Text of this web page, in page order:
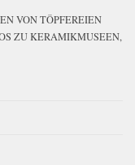
VON TÖPFEREIEN
ZU KERAMIKMUSEEN,